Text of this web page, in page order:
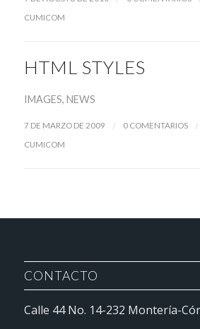
CUMICOM
HTML STYLES
IMAGES, NEWS
7 DE MARZO DE 2009 / 0 COMENTARIOS /
CUMICOM
CONTACTO
Calle 44 No. 14-232 Montería-